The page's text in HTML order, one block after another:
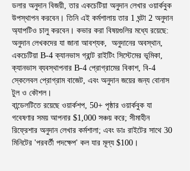
ডলার অনুদান বিজয়ী, তার একচেটিয়া অনুদান লেখার ওয়ার্কবুক
উপস্থাপন করবেন। তিনি এই কর্মশালায় তার 1 ঘন্টা 2 অনুদান
অ্যাপটিও চালু করবেন। কভার করা বিষয়গুলির মধ্যে রয়েছে:
অনুদান লেখকদের যা জানা আবশ্যক,  অনুদানের অবস্থান,
একচেটিয়া B-4 ক্যানভাস গ্রান্ট রাইটিং সিস্টেমের ভূমিকা,
ক্যানভাস ব্যবস্থাপনার B-4 প্রোগ্রামের বিকাশ, বি-4
স্কেলেবল প্রোগ্রাম বাজেট, এবং অনুদান জয়ের জন্য বোনাস
টুল ও কৌশল।
বান্ডেলটিতে রয়েছে ওয়ার্কশপ, 50+ পৃষ্ঠার ওয়ার্কবুক যা
গবেষণার সময় আপনার $1,000 সঞ্চয় করে; সীমাহীন
রিফ্রেশার অনুদান লেখার কর্মশালা; এবং ডাঃ রাইটের সাথে 30
মিনিটের 'পরবর্তী পদক্ষেপ' কল যার মূল্য $100।